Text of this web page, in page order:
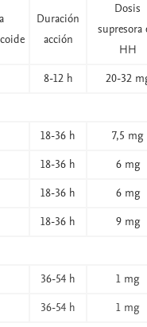
Duración
acción
Dosis
supresora
HH
8-12 h
20-32
18-36 h
7,5 mg
18-36 h
6 mg
18-36 h
6 mg
18-36 h
9 mg
36-54 h
1 mg
36-54 h
1 mg